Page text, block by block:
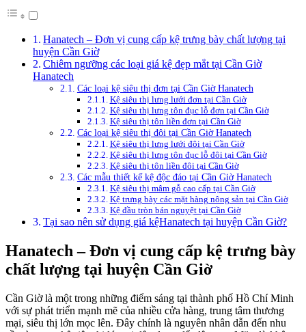
Hanatech – Đơn vị cung cấp kệ trưng bày chất lượng tại
huyện Cần Giờ
Chiêm ngưỡng các loại giá kệ đẹp mắt tại Cần Giờ
Hanatech
Các loại kệ siêu thị đơn tại Cần Giờ Hanatech
Kệ siêu thị lưng lưới đơn tại Cần Giờ
Kệ siêu thị lưng tôn đục lỗ đơn tại Cần Giờ
Kệ siêu thị tôn liền đơn tại Cần Giờ
Các loại kệ siêu thị đôi tại Cần Giờ Hanatech
Kệ siêu thị lưng lưới đôi tại Cần Giờ
Kệ siêu thị lưng tôn đục lỗ đôi tại Cần Giờ
Kệ siêu thị tôn liền đôi tại Cần Giờ
Các mẫu thiết kế kệ độc đáo tại Cần Giờ Hanatech
Kệ siêu thị mâm gỗ cao cấp tại Cần Giờ
Kệ trưng bày các mặt hàng nông sản tại Cần Giờ
Kệ đầu tròn bán nguyệt tại Cần Giờ
Tại sao nên sử dụng giá kệHanatech tại huyện Cần Giờ?
Hanatech – Đơn vị cung cấp kệ trưng bày
chất lượng tại huyện Cần Giờ
Cần Giờ là một trong những điểm sáng tại thành phố Hồ Chí Minh
với sự phát triển mạnh mẽ của nhiều cửa hàng, trung tâm thương
mại, siêu thị lớn mọc lên. Đây chính là nguyên nhân dẫn đến nhu